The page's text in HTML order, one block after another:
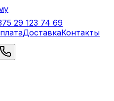
29 123 74 69
ДоставкаКонтакты